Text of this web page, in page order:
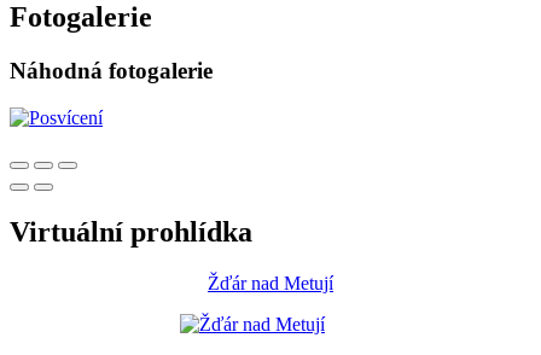
Fotogalerie
Náhodná fotogalerie
Virtuální prohlídka
Žďár nad Metují